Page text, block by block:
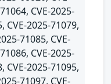
CVE-2025-
CVE-2025-71079,
71085, CVE-
CVE-2025-
CVE-2025-71095,
71097, CVE-